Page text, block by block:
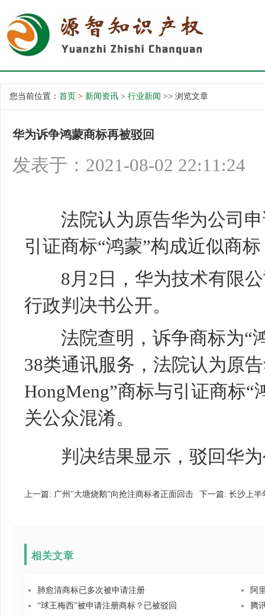
您当前位置： 首页 > 新闻资讯 > 行业新闻 >> 浏览文章
华为诉争鸿蒙商标再被驳回
发表于：2021-08-02 22:11:24
法院认为原告华为公司申
引证商标“鸿蒙”构成近似商
8月2日，华为技术有限公
行政判决书公开。
法院查明，诉争商标为“鸿
38类通讯服务，法院认为原
HongMeng”商标与引证商标
关公众混淆。
判决结果显示，驳回华为
上一篇: 广州"大塘烧鹅”向抢注商标者正面回击 下一篇: 长沙上半
相关文章
肺愈清商标已多次被申请注册
阿
“球王梅西”被申请注册商标？已被驳回
腾